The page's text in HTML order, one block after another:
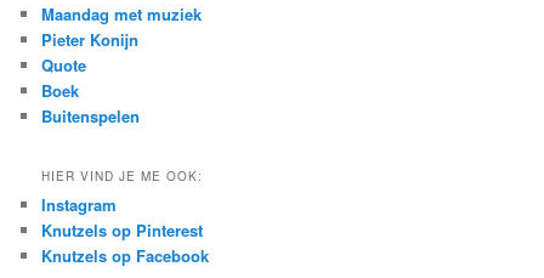
h
Maandag met muziek
Pieter Konijn
Quote
Boek
Buitenspelen
HIER VIND JE ME OOK:
Instagram
Knutzels op Pinterest
Knutzels op Facebook